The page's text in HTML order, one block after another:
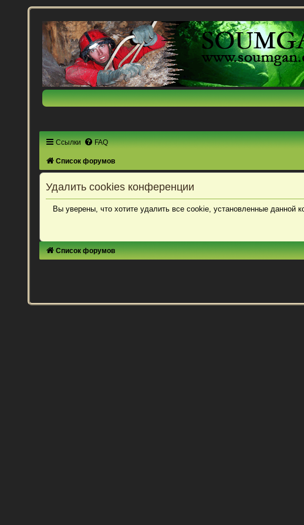
Ссылки FAQ
Список форумов
Удалить cookies конференции
Вы уверены, что хотите удалить все cookie, установленные данной
Список форумов